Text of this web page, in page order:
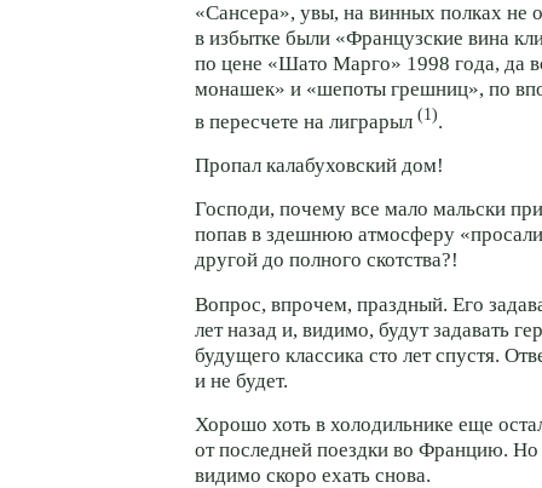
«Сансера», увы, на винных полках не
в избытке были «Французские вина
по цене «Шато Марго» 1998 года, да
монашек» и «шепоты грешниц», по
в пересчете на лиграрыл (1).
Пропал калабуховский дом!
Господи, почему все мало мальски
попав в здешнюю атмосферу
другой до полного скотства?!
Вопрос, впрочем, праздный. Его
лет назад и, видимо, будут задавать
будущего классика сто лет спустя.
и не будет.
Хорошо хоть в холодильнике еще
от последней поездки во Францию.
видимо скоро ехать снова.